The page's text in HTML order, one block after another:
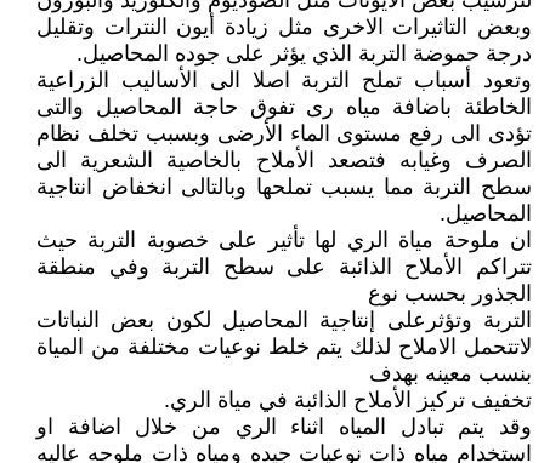
وبعض التاثيرات الاخرى مثل زيادة أيون النترات وتقليل
درجة حموضة التربة الذي يؤثر على جوده المحاصيل.
وتعود أسباب تملح التربة اصلا الى الأساليب الزراعية
الخاطئة باضافة مياه رى تفوق حاجة المحاصيل والتى
تؤدى الى رفع مستوى الماء الأرضى وبسبب تخلف نظام
الصرف وغيابه فتصعد الأملاح بالخاصية الشعرية الى
سطح التربة مما يسبب تملحها وبالتالى انخفاض انتاجية
المحاصيل.
ان ملوحة مياة الري لها تأثير على خصوبة التربة حيث
تتراكم الأملاح الذائبة على سطح التربة وفي منطقة
الجذور بحسب نوع
التربة وتؤثرعلى إنتاجية المحاصيل لكون بعض النباتات
لاتتحمل الاملاح لذلك يتم خلط نوعيات مختلفة من المياة
بنسب معينه بهدف
تخفيف تركيز الأملاح الذائبة في مياة الري.
وقد يتم تبادل المياه اثناء الري من خلال اضافة او
استخدام مياه ذات نوعيات جيده ومياه ذات ملوحه عاليه